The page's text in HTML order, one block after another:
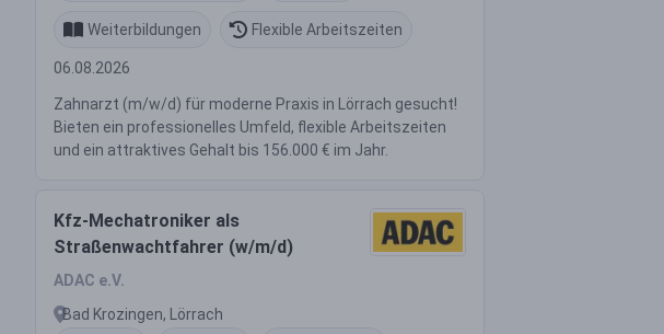
Weiterbildungen Flexible Arbeitszeiten
06.08.2026
Zahnarzt (m/w/d) für moderne Praxis in Lörrach gesucht!
Bieten ein professionelles Umfeld, flexible Arbeitszeiten
und ein attraktives Gehalt bis 156.000 € im Jahr.
Kfz-Mechatroniker als
Straßenwachtfahrer (w/m/d)
ADAC e.V.
Bad Krozingen, Lörrach